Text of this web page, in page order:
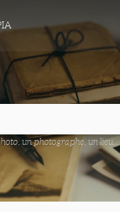
un photographe, un lieu...